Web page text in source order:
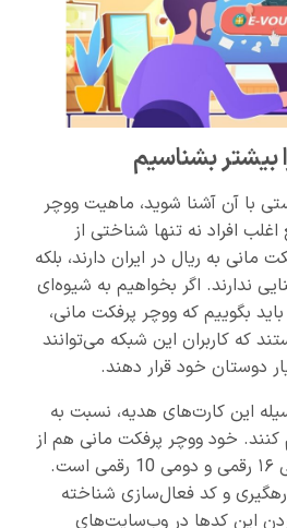
بیشتر بشناسیم
با آن آشنا شوید، ماهیت ووچر
افراد نه تنها شناختی از
به ریال در ایران دارند، بلکه
ندارند. اگر بخواهیم به شیوه‌ای
بگوییم که ووچر پرفکت مانی،
که کاربران این شبکه می‌توانند
دوستان خود قرار دهند.
این کارت‌های هدیه، نسبت به
خود ووچر پرفکت مانی هم از
دو کد تشکیل شده که اولی ۱۶ رقمی و دومی 10 رقمی است.
و کد فعال‌سازی شناخته
این کدها در وب‌سایت‌های